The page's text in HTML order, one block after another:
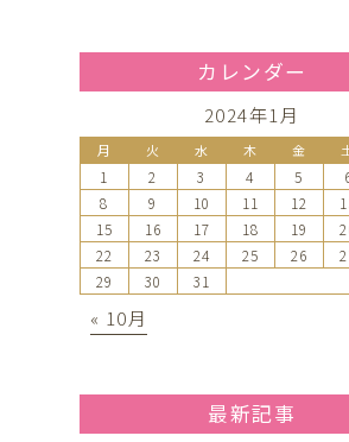
カレンダー
2024年1月
月 火 水 木 金
1 2 3 4 5
8
9 10 11 12
15
16 17 18 19
22
23 24 25 26
29
30 31
« 10月
最新記事